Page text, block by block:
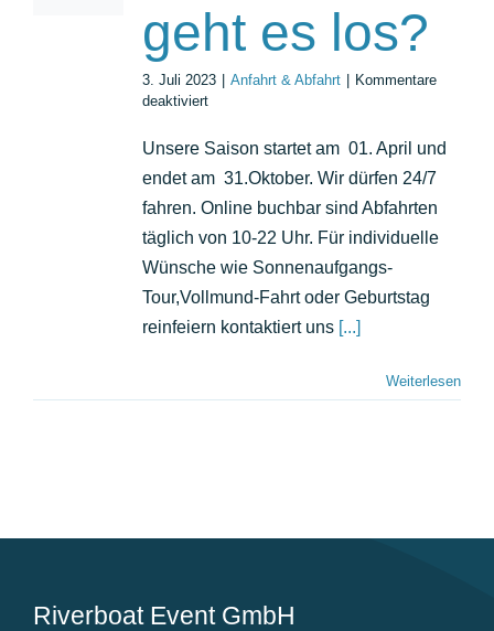
geht es los?
3. Juli 2023 | Anfahrt & Abfahrt | Kommentare
deaktiviertfür
wann
von
wo
geht
es
los?
Unsere Saison startet am 01. April und
endet am 31.Oktober. Wir dürfen 24/7
fahren. Online buchbar sind Abfahrten
täglich von 10-22 Uhr. Für individuelle
Wünsche wie Sonnenaufgangs-
Tour,Vollmund-Fahrt oder Geburtstag
reinfeiern kontaktiert uns [...]
Weiterlesen
Riverboat Event GmbH